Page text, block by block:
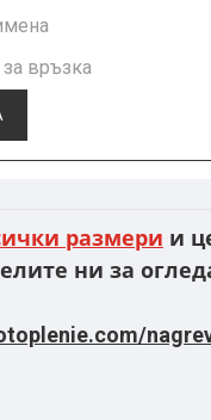
размери и
ни за